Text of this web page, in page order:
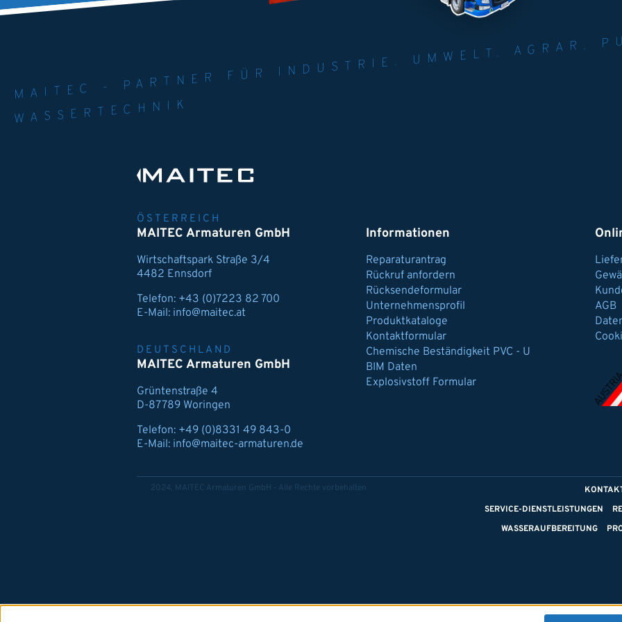
MAITEC - PARTNER FÜR
WELT. AGRAR.
MPEN
WASSERTECHNIK
ÖSTERREICH
MAITEC Armaturen GmbH
Wirtschaftspark Straße 3/4
4482 Ennsdorf
Telefon: +43 (0)7223 82 700
E-Mail: info@maitec.at
DEUTSCHLAND
MAITEC Armaturen GmbH
Grüntenstraße 4
D-87789 Woringen
Telefon: +49 (0)8331 49 843-0
E-Mail: info@maitec-armaturen.de
Informationen
Reparaturantrag
Rückruf anfordern
Rücksendeformular
Unternehmensprofil
Produktkataloge
Kontaktformular
Chemische Beständigkeit PVC - U
BIM Daten
Explosivstoff Formular
AGB
2024, MAITEC Armaturen GmbH - Alle Rechte vorbehalten
SERVICE-DIENSTLEISTUNGEN
WASSERAUFBEREITUNG